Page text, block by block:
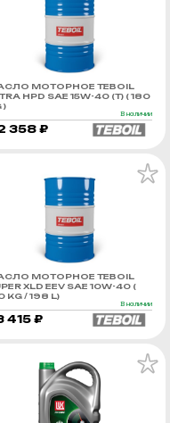
МОТОРНОЕ TEBOIL
HPD SAE 15W-40 (Т) ( 180
)
В наличии
358 ₽
МОТОРНОЕ TEBOIL
XLD EEV SAE 10W-40 (
KG / 198 L)
В наличии
415 ₽